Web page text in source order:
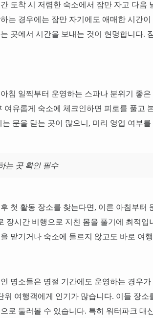
도착 시 저렴한 숙소에서 잠만 자고 다음
는 경우에는 잠만 자기에도 애매한 시간
곳에서 시간을 보내는 것이 현명합니다.
침 일찍부터 운영하는 스파나 분위기 좋
여유롭게 숙소에 체크인하면 피로를 풀고
문을 닫는 곳이 많으니, 미리 영업 여부
는 곳 확인 필수
첫 활동 장소를 찾는다면, 이른 아침부터
장시간 비행으로 지친 몸을 풀기에 최적
맡기거나 숙소에 들르지 않고도 바로 여
명소들은 명절 기간에도 운영하는 경우
위 여행객에게 인기가 많습니다. 이들 장소
로 둘러볼 수 있습니다. 특히 워터파크 대